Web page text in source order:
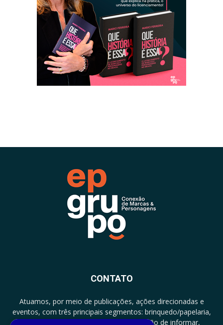
CONTATO
Atuamos, por meio de publicações, ações direcionadas e
eventos, com três principais segmentos: brinquedo/papelaria,
licenciamento e zero a três com a missão de informar,